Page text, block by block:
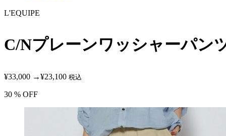
L'EQUIPE
C/Nプレーンワッシャーパン
¥33,000 →¥23,100 税込
30 % OFF